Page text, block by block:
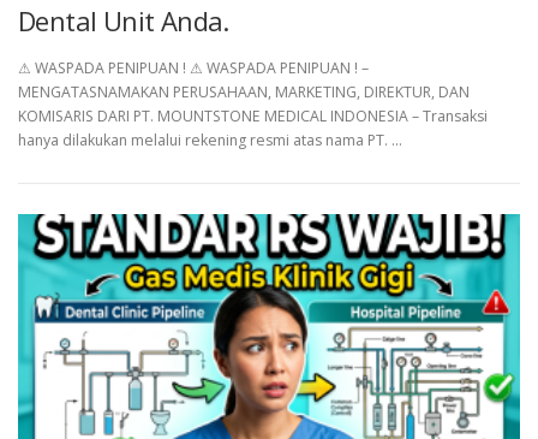
Dental Unit Anda.
⚠︎ WASPADA PENIPUAN ! ⚠︎ WASPADA PENIPUAN ! –
MENGATASNAMAKAN PERUSAHAAN, MARKETING, DIREKTUR, DAN
KOMISARIS DARI PT. MOUNTSTONE MEDICAL INDONESIA – Transaksi
hanya dilakukan melalui rekening resmi atas nama PT. …